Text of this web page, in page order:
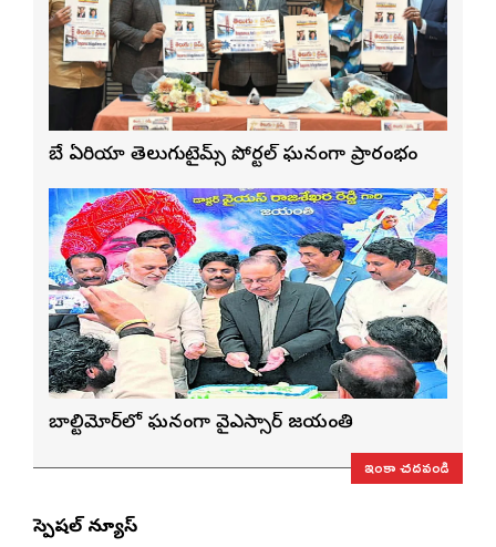
బే ఏరియా తెలుగుటైమ్స్ పోర్టల్ ఘనంగా ప్రారంభం
బాల్టిమోర్‌లో ఘనంగా వైఎస్సార్‌ జయంతి
ఇంకా చదవండి
స్పెషల్ న్యూస్